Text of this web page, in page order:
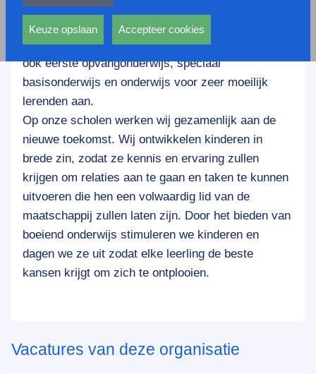
Stichting Promes verzorgt het openbaar onderwijs
aan 9 scholen in de gemeenten Meppel en
Staphorst. Naast regulier basisonderwijs bieden wij
ook eerste opvangonderwijs, speciaal
basisonderwijs en onderwijs voor zeer moeilijk
lerenden aan.
Op onze scholen werken wij gezamenlijk aan de
nieuwe toekomst. Wij ontwikkelen kinderen in
brede zin, zodat ze kennis en ervaring zullen
krijgen om relaties aan te gaan en taken te kunnen
uitvoeren die hen een volwaardig lid van de
maatschappij zullen laten zijn. Door het bieden van
boeiend onderwijs stimuleren we kinderen en
dagen we ze uit zodat elke leerling de beste
kansen krijgt om zich te ontplooien.
Vacatures van deze organisatie
andere wordt voorkomen dat dezelfde advertentie
voortdurend verschijnt.
Keuze opslaan Accepteer cookies